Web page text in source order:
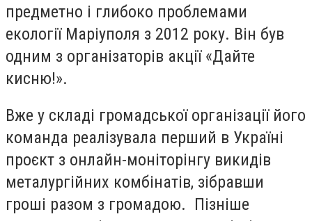
предметно і глибоко проблемами
екології Маріуполя з 2012 року. Він був
одним з організаторів акції «Дайте
кисню!».
Вже у складі громадської організації його
команда реалізувала перший в Україні
проєкт з онлайн-моніторінгу викидів
металургійних комбінатів, зібравши
гроші разом з громадою. Пізніше